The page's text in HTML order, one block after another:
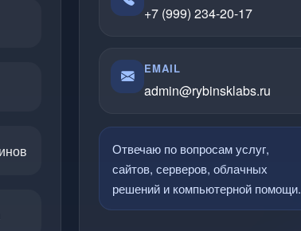
+7 (999) 234-20-17
EMAIL
admin@rybinsklabs.ru
Отвечаю по вопросам услуг,
сайтов, серверов, облачных
решений и компьютерной помощи.